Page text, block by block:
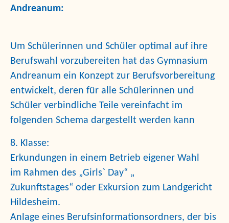
Andreanum:
Um Schülerinnen und Schüler optimal auf ihre
Berufswahl vorzubereiten hat das Gymnasium
Andreanum ein Konzept zur Berufsvorbereitung
entwickelt, deren für alle Schülerinnen und
Schüler verbindliche Teile vereinfacht im
folgenden Schema dargestellt werden kann
8. Klasse:
Erkundungen in einem Betrieb eigener Wahl
im Rahmen des „Girls` Day“ „
Zukunftstages“ oder Exkursion zum Landgericht
Hildesheim.
Anlage eines Berufsinformationsordners, der bis